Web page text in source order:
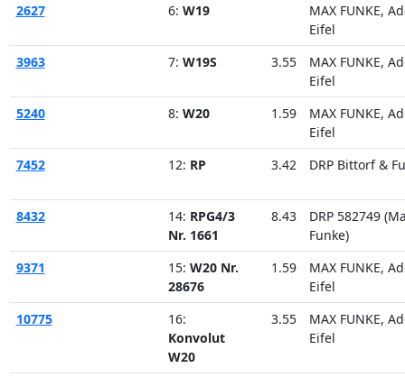
2627
6: W19
MAX FUNKE,
Eifel
3963
7: W19S 3.55
MAX FUNKE,
Eifel
5240
8: W20 1.59
MAX FUNKE,
Eifel
7452
12: RP 3.42 DRP Bittorf &
8432 14: RPG4/3
Nr. 1661
8.43
DRP 582749
Funke)
9371
15: W20 Nr.
28676
1.59
MAX FUNKE,
Eifel
10775
16:
Konvolut
W20
3.55
MAX FUNKE,
Eifel